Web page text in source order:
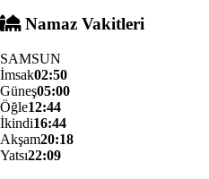
Namaz Vakitleri
SAMSUN
İmsak02:50
Güneş05:00
Öğle12:44
İkindi16:44
Akşam20:18
Yatsı22:09